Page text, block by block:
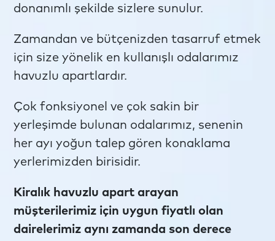
donanımlı şekilde sizlere sunulur.
Zamandan ve bütçenizden tasarruf etmek
için size yönelik en kullanışlı odalarımız
havuzlu apartlardır.
Çok fonksiyonel ve çok sakin bir
yerleşimde bulunan odalarımız, senenin
her ayı yoğun talep gören konaklama
yerlerimizden birisidir.
Kiralık havuzlu apart arayan
müşterilerimiz için uygun fiyatlı olan
dairelerimiz aynı zamanda son derece